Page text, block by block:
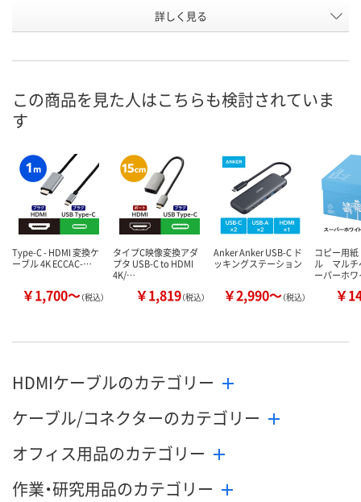
EE55237 EE55238
8月8日（土）
カゴへ カゴへ カ
詳しく見る
この商品を見た人はこちらも検討されていま
す
Type-C - HDMI 変換ケ
ーブル 4K ECCAC-…
￥1,700～（税込）
タイプC映像変換アダ
プタ USB-C to HDMI
4K/…
￥1,819（税込）
Anker Anker USB-C ド
ッキングステーション
￥2,990～（税込）
コピー用
ル マルチ
ーパーホワ
￥
HDMIケーブルのカテゴリー
ケーブル/コネクターのカテゴリー
オフィス用品のカテゴリー
作業・研究用品のカテゴリー